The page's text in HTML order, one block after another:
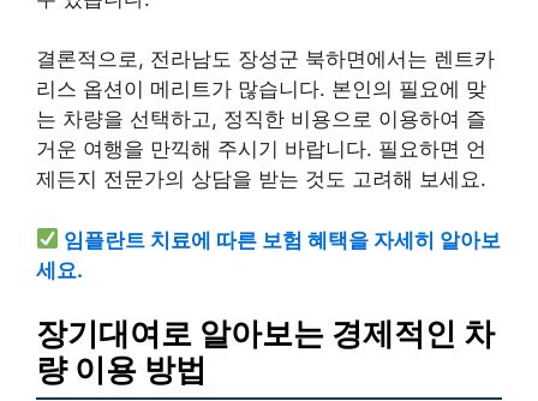
결론적으로, 전라남도 장성군 북하면에서는 렌트카
리스 옵션이 메리트가 많습니다. 본인의 필요에 맞
는 차량을 선택하고, 정직한 비용으로 이용하여 즐
거운 여행을 만끽해 주시기 바랍니다. 필요하면 언
제든지 전문가의 상담을 받는 것도 고려해 보세요.
임플란트 치료에 따른 보험 혜택을 자세히 알아보
세요.
장기대여로 알아보는 경제적인 차
량 이용 방법